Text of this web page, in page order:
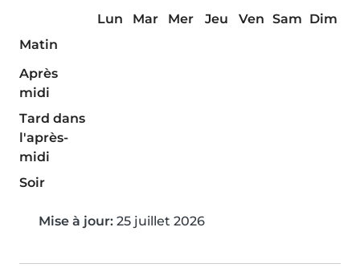
Lun Mar Mer Jeu Ven Sam Dim
Matin
Après
midi
Tard dans
l'après-
midi
Soir
Mise à jour: 25 juillet 2026